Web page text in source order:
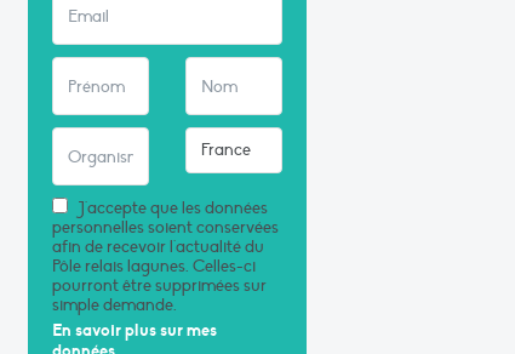
J'accepte que les données
personnelles soient conservées
afin de recevoir l'actualité du
Pôle relais lagunes. Celles-ci
pourront être supprimées sur
simple demande.
En savoir plus sur mes